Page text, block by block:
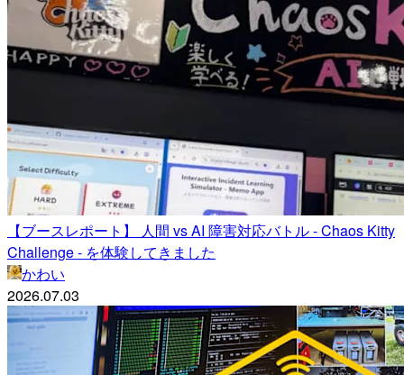
【ブースレポート】 人間 vs AI 障害対応バトル - Chaos Kitty
Challenge - を体験してきました
かわい
2026.07.03